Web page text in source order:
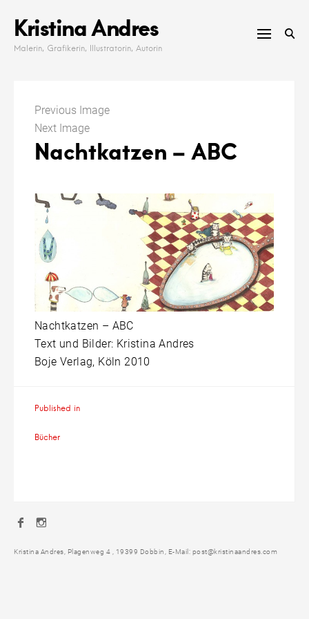
content
Kristina Andres
Malerin, Grafikerin, Illustratorin, Autorin
Previous Image
Next Image
Nachtkatzen – ABC
Nachtkatzen – ABC
Text und Bilder: Kristina Andres
Boje Verlag, Köln 2010
Published in
Bücher
Facebook
Kristina Andres, Plagenweg 4 , 19399 Dobbin, E-Mail: post@kristinaandres.com